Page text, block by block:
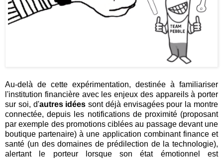
Au-delà de cette expérimentation, destinée à familiariser
l'institution financière avec les enjeux des appareils à porter
sur soi, d'autres idées sont déjà envisagées pour la montre
connectée, depuis les notifications de proximité (proposant
par exemple des promotions ciblées au passage devant une
boutique partenaire) à une application combinant finance et
santé (un des domaines de prédilection de la technologie),
alertant le porteur lorsque son état émotionnel est